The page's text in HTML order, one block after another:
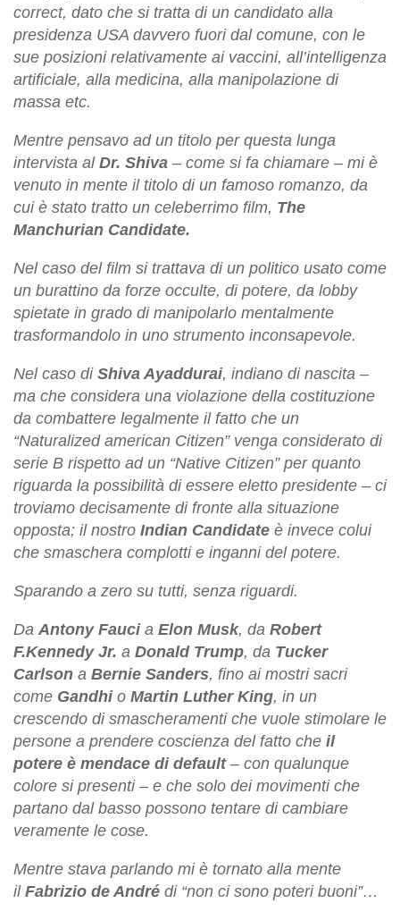
correct, dato che si tratta di un candidato alla
presidenza USA davvero fuori dal comune, con le
sue posizioni relativamente ai vaccini, all’intelligenza
artificiale, alla medicina, alla manipolazione di
massa etc.
Mentre pensavo ad un titolo per questa lunga
intervista al Dr. Shiva – come si fa chiamare – mi è
venuto in mente il titolo di un famoso romanzo, da
cui è stato tratto un celeberrimo film, The
Manchurian Candidate.
Nel caso del film si trattava di un politico usato come
un burattino da forze occulte, di potere, da lobby
spietate in grado di manipolarlo mentalmente
trasformandolo in uno strumento inconsapevole.
Nel caso di Shiva Ayaddurai, indiano di nascita –
ma che considera una violazione della costituzione
da combattere legalmente il fatto che un
“Naturalized american Citizen” venga considerato di
serie B rispetto ad un “Native Citizen” per quanto
riguarda la possibilità di essere eletto presidente – ci
troviamo decisamente di fronte alla situazione
opposta; il nostro Indian Candidate è invece colui
che smaschera complotti e inganni del potere.
Sparando a zero su tutti, senza riguardi.
Da Antony Faucia Elon Musk, da Robert
F.Kennedy Jr. a Donald Trump, da Tucker
Carlson a Bernie Sanders, fino ai mostri sacri
come Gandhio Martin Luther King, in un
crescendo di smascheramenti che vuole stimolare le
persone a prendere coscienza del fatto che il
potere è mendace di default– con qualunque
colore si presenti – e che solo dei movimenti che
partano dal basso possono tentare di cambiare
veramente le cose.
Mentre stava parlando mi è tornato alla mente
il Fabrizio de André di “non ci sono poteri buoni”…